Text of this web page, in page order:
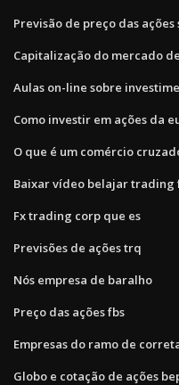
Previsão de preço das ações
Capitalização do mercado
Aulas on-line sobre
Como investir em ações da
O que é um comércio
Baixar vídeo belajar trading
Fx trading corp que es
Previsões de ações trq
Nós empresa de baralho
Preço das ações fbs
Empresas do ramo de
Globo e cotação de ações